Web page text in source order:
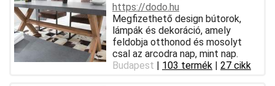
https://dodo.hu
Megfizethető design bútorok,
lámpák és dekoráció, amely
feldobja otthonod és mosolyt
csal az arcodra nap, mint nap.
Budapest | 103 termék | 27 cikk